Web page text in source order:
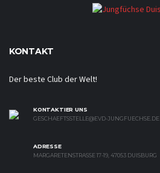
KONTAKT
Der beste Club der Welt!
KONTAKTIER UNS
GESCHAEFTSSTELLE@EVD-JUNGFUECHSE.DE
ADRESSE
MARGARETENSTRASSE 17-19, 47053 DUISBURG